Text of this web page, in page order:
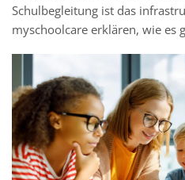
Schulbegleitung ist das
myschoolcare erklären, wie es